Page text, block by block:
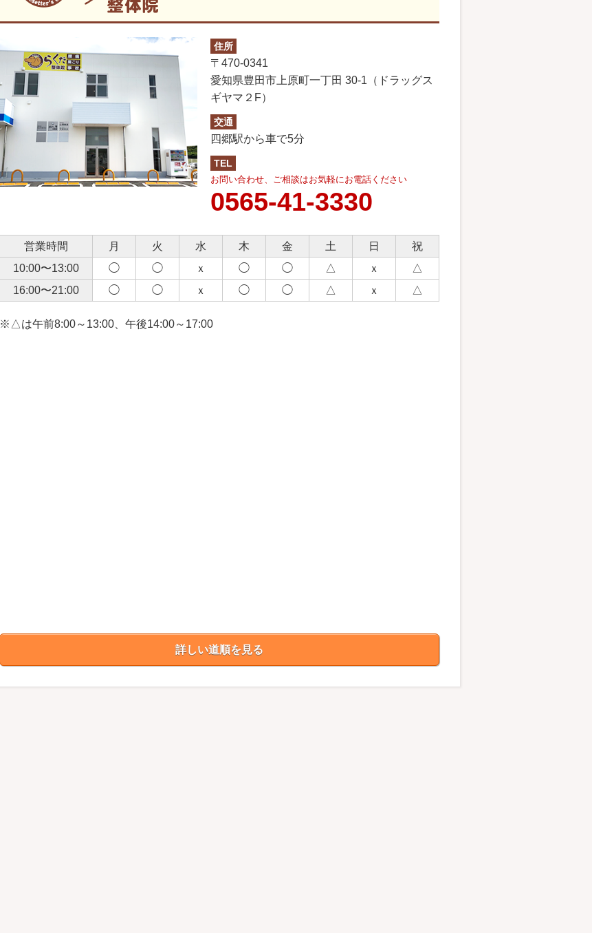
住所
〒470-0341
愛知県豊田市上原町一丁田 30-1（ドラッグス
ギヤマ２F）
交通
四郷駅から車で5分
TEL
お問い合わせ、ご相談はお気軽にお電話ください
0565-41-3330
営業時間 月 火 水 木 金 土 日
祝
10:00〜13:00
◯ ◯ ｘ ◯ ◯ △ ｘ
△
16:00〜21:00
◯ ◯ ｘ ◯ ◯ △ ｘ △
※△は午前8:00～13:00、午後14:00～17:00
詳しい道順を見る